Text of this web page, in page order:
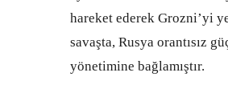
hareket ederek Grozni’yi
savaşta, Rusya orantısız
yönetimine bağlamıştır.